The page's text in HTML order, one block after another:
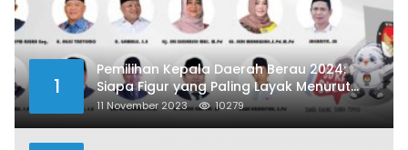
1
Pemilihan Kepala Daerah Berau 2024:
Siapa Figur yang Paling Layak Menurut
Publik?
11 November 2023 10279